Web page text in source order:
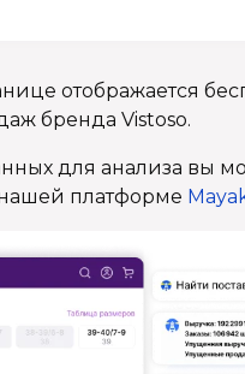
отображается
бренда Vistoso.
для анализа вы
платформе